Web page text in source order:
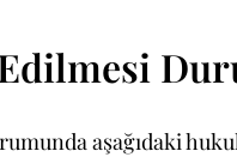
aşağıdaki